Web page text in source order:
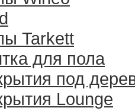
Tarkett
для пола
под
Lounge